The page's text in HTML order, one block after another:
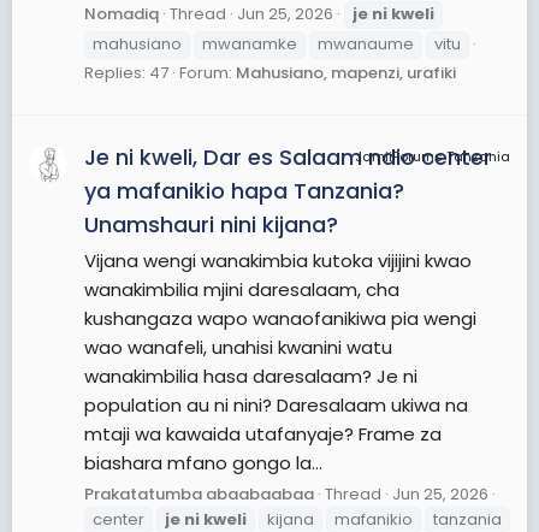
Nomadiq Thread Jun 25, 2026 je ni kweli
mahusiano
mwanamke mwanaume
vitu
Replies: 47 Forum: Mahusiano, mapenzi, urafiki
JamiiForums Tanzania
Je ni kweli, Dar es Salaam ndio center
ya mafanikio hapa Tanzania?
Unamshauri nini kijana?
Vijana wengi wanakimbia kutoka vijijini kwao
wanakimbilia mjini daresalaam, cha
kushangaza wapo wanaofanikiwa pia wengi
wao wanafeli, unahisi kwanini watu
wanakimbilia hasa daresalaam? Je ni
population au ni nini? Daresalaam ukiwa na
mtaji wa kawaida utafanyaje? Frame za
biashara mfano gongo la...
Prakatatumba abaabaabaa Thread Jun 25, 2026
center
je ni kweli kijana mafanikio
tanzania